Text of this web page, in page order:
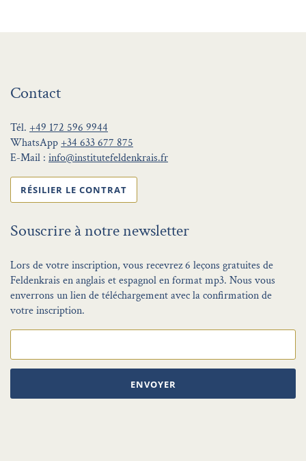
Contact
Tél. +49 172 596 9944
WhatsApp+34 633 677 875
E-Mail : info@institutefeldenkrais.fr
RÉSILIER LE CONTRAT
Souscrire à notre newsletter
Lors de votre inscription, vous recevrez 6 leçons gratuites de
Feldenkrais en anglais et espagnol en format mp3. Nous vous
enverrons un lien de téléchargement avec la confirmation de
votre inscription.
ENVOYER